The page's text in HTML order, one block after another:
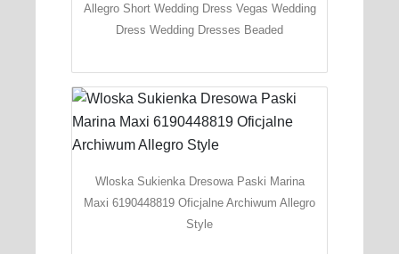
Allegro Short Wedding Dress Vegas Wedding
Dress Wedding Dresses Beaded
Wloska Sukienka Dresowa Paski Marina
Maxi 6190448819 Oficjalne Archiwum Allegro
Style